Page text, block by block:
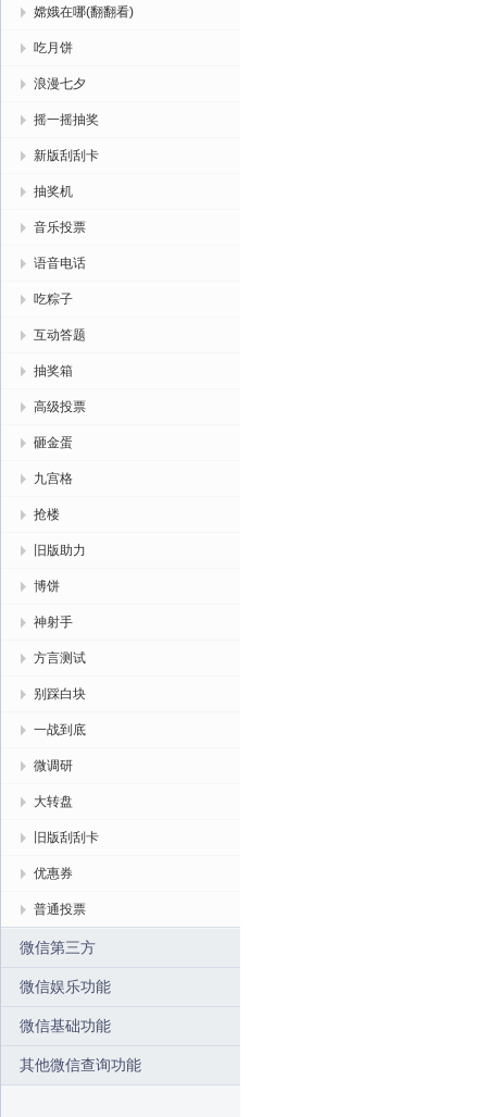
嫦娥在哪(翻翻看)
吃月饼
浪漫七夕
摇一摇抽奖
新版刮刮卡
抽奖机
音乐投票
语音电话
吃粽子
互动答题
抽奖箱
高级投票
砸金蛋
九宫格
抢楼
旧版助力
博饼
神射手
方言测试
别踩白块
一战到底
微调研
大转盘
旧版刮刮卡
优惠券
普通投票
微信第三方
微信娱乐功能
微信基础功能
其他微信查询功能